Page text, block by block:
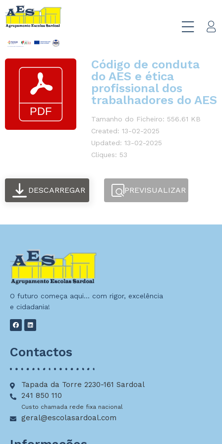
Código de conduta
do AES e ética
profissional dos
trabalhadores do AES
Tamanho do Ficheiro: 556.61 KB
Created: 13-02-2025
Updated: 13-02-2025
Cliques: 53
DESCARREGAR PREVISUALIZAR
O futuro começa aqui… com rigor, excelência
e cidadania!
Contactos
Tapada da Torre 2230-161 Sardoal
241 850 110
Custo chamada rede fixa nacional
geral@escolasardoal.com